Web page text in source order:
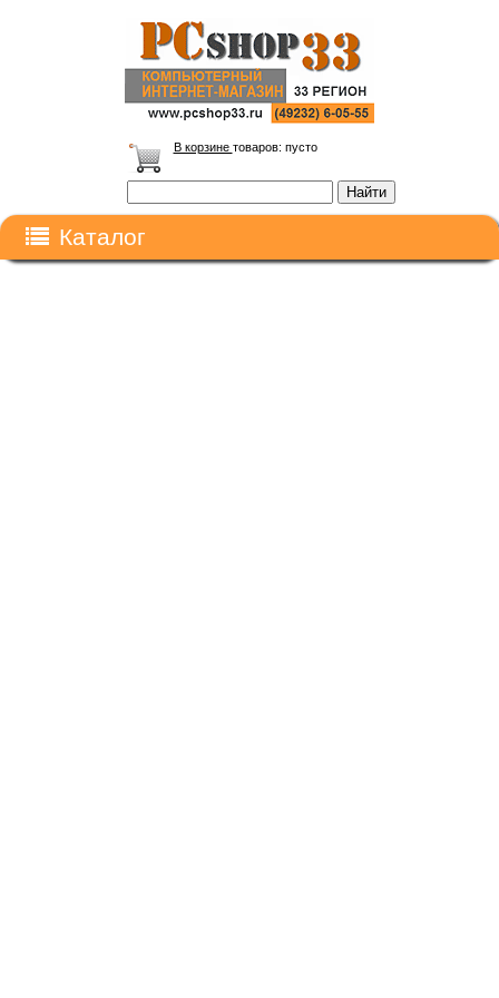
В корзине товаров: пусто
Каталог